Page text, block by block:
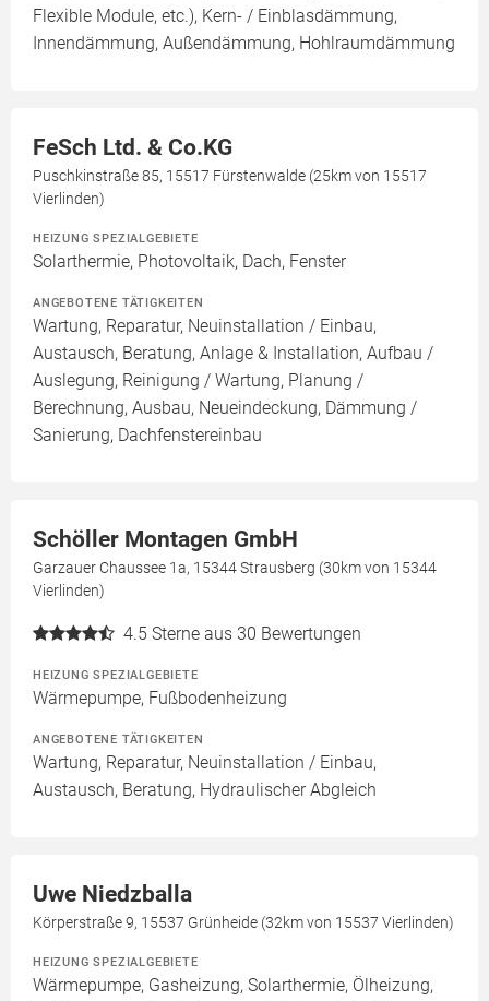
Flexible Module, etc.), Kern- / Einblasdämmung,
Innendämmung, Außendämmung, Hohlraumdämmung
FeSch Ltd. & Co.KG
Puschkinstraße 85, 15517 Fürstenwalde (25km von 15517
Vierlinden)
HEIZUNG SPEZIALGEBIETE
Solarthermie, Photovoltaik, Dach, Fenster
ANGEBOTENE TÄTIGKEITEN
Wartung, Reparatur, Neuinstallation / Einbau,
Austausch, Beratung, Anlage & Installation, Aufbau /
Auslegung, Reinigung / Wartung, Planung /
Berechnung, Ausbau, Neueindeckung, Dämmung /
Sanierung, Dachfenstereinbau
Schöller Montagen GmbH
Garzauer Chaussee 1a, 15344 Strausberg (30km von 15344
Vierlinden)
4.5 Sterne aus 30 Bewertungen
HEIZUNG SPEZIALGEBIETE
Wärmepumpe, Fußbodenheizung
ANGEBOTENE TÄTIGKEITEN
Wartung, Reparatur, Neuinstallation / Einbau,
Austausch, Beratung, Hydraulischer Abgleich
Uwe Niedzballa
Körperstraße 9, 15537 Grünheide (32km von 15537 Vierlinden)
HEIZUNG SPEZIALGEBIETE
Wärmepumpe, Gasheizung, Solarthermie, Ölheizung,